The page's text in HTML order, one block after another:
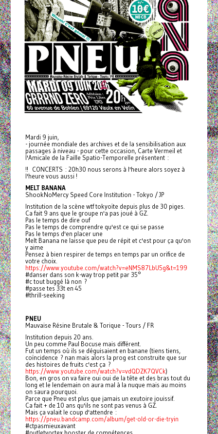
Mardi 9 juin,
- journée mondiale des archives et de la sensibilisation aux
passages à niveau - pour cette occasion, Carte Vermeil et
l'Amicale de la Faille Spatio-Temporelle présentent :
!! CONCERTS : 20h30 nous serons à l'heure alors soyez à
l'heure vous aussi !
MELT BANANA
ShookNoMercy Speed Core Institution - Tokyo / JP
Institution de la scène wtf tokyoïte depuis plus de 30 piges.
Ca fait 9 ans que le groupe n'a pas joué à GZ.
Pas le temps de dire ouf
Pas le temps de comprendre qu'est ce qui se passe
Pas le temps d'en placer une
Melt Banana ne laisse que peu de répit et c'est pour ça qu'on
y aime
Pensez à bien respirer de temps en temps par un orifice de
votre choix.
https://www.youtube.com/watch?v=eNMS87LbU5g&t=199
#danser dans son k-way trop petit par 35°
#c tout buggé là non ?
#passe tes 33t en 45
#thrill-seeking
PNEU
Mauvaise Résine Brutale & Torique - Tours / FR
Institution depuis 20 ans.
Un peu comme Paul Bocuse mais différent.
Fut un temps où ils se déguisaient en banane (tiens tiens,
coïncidence ? nan mais alors la prog est construite que sur
des histoires de fruits c'est ça ?
https://www.youtube.com/watch?v=vdQDZK7QVCk)
Bon, en gros on va faire oui oui de la tête et des bras tout du
long et le lendemain on aura mal à la nuque mais au moins
on saura pourquoi.
Parce que Pneu est plus que jamais un exutoire jouissif.
Ca fait + de 10 ans qu'ils ne sont pas venus à GZ.
Mais ça valait le coup d'attendre :
https://pneu.bandcamp.com/album/get-old-or-die-tryin
#ctpasmieuxavant